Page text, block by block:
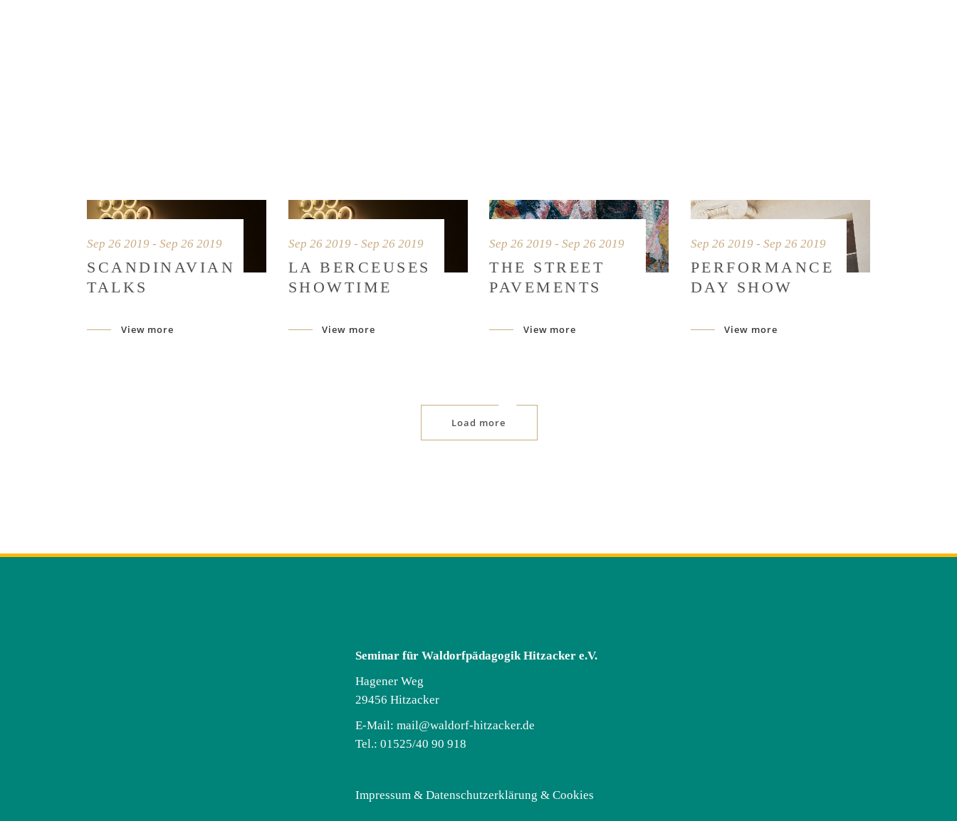
Sep 26 2019 - Sep 26 2019
SCANDINAVIAN
TALKS
View more
Sep 26 2019 - Sep 26 2019
LA BERCEUSES
SHOWTIME
View more
Sep 26 2019 - Sep 26 2019
THE STREET
PAVEMENTS
View more
Sep 26 2019 - Sep 26 2019
PERFORMANCE
DAY SHOW
View more
Load more
Seminar für Waldorfpädagogik Hitzacker e.V.
Hagener Weg
29456 Hitzacker
E-Mail: mail@waldorf-hitzacker.de
Tel.: 01525/40 90 918
Impressum & Datenschutzerklärung & Cookies